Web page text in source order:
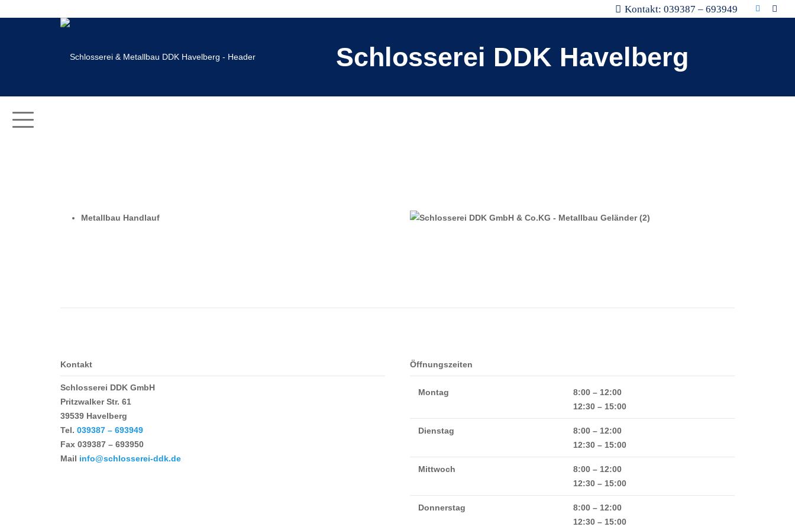
Kontakt: 039387 – 693949
Schlosserei DDK Havelberg
Metallbau Handlauf
Kontakt
Schlosserei DDK GmbH
Pritzwalker Str. 61
39539 Havelberg
Tel. 039387 – 693949
Fax 039387 – 693950
Mail info@schlosserei-ddk.de
Öffnungszeiten
Montag
8:00 – 12:00
12:30 – 15:00
Dienstag
8:00 – 12:00
12:30 – 15:00
Mittwoch
8:00 – 12:00
12:30 – 15:00
Donnerstag
8:00 – 12:00
12:30 – 15:00